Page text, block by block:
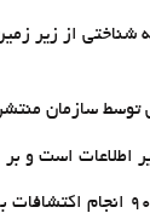
ما ۱۰ برابر دقت